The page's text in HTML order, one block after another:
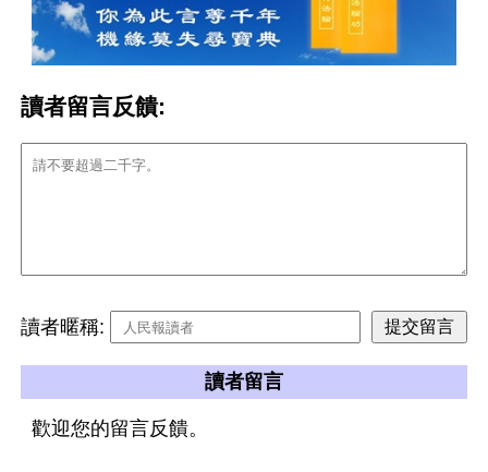
讀者留言反饋:
讀者暱稱:
讀者留言
歡迎您的留言反饋。